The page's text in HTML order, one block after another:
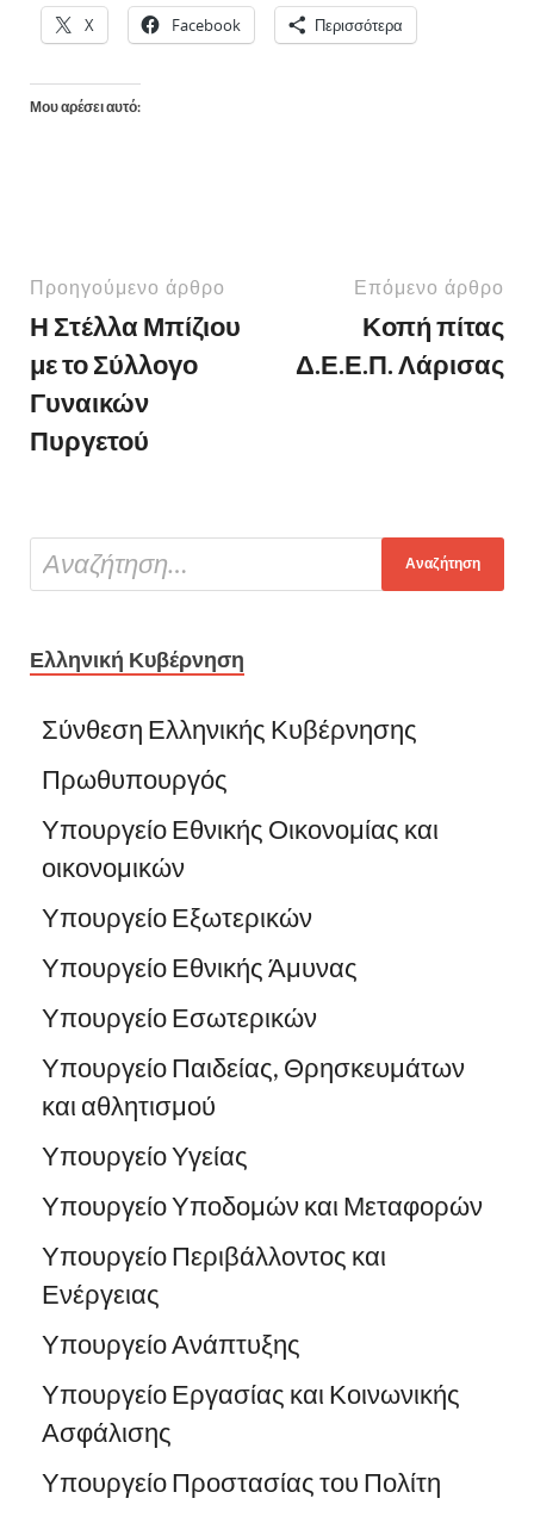
X Facebook Περισσότερα
Μου αρέσει αυτό:
Προηγούμενο άρθρο
Η Στέλλα Μπίζιου
με το Σύλλογο
Γυναικών
Πυργετού
Επόμενο άρθρο
Κοπή πίτας
Δ.Ε.Ε.Π. Λάρισας
Ελληνική Κυβέρνηση
Σύνθεση Ελληνικής Κυβέρνησης
Πρωθυπουργός
Υπουργείο Εθνικής Οικονομίας και
οικονομικών
Υπουργείο Εξωτερικών
Υπουργείο Εθνικής Άμυνας
Υπουργείο Εσωτερικών
Υπουργείο Παιδείας, Θρησκευμάτων
και αθλητισμού
Υπουργείο Υγείας
Υπουργείο Υποδομών και Μεταφορών
Υπουργείο Περιβάλλοντος και
Ενέργειας
Υπουργείο Ανάπτυξης
Υπουργείο Εργασίας και Κοινωνικής
Ασφάλισης
Υπουργείο Προστασίας του Πολίτη